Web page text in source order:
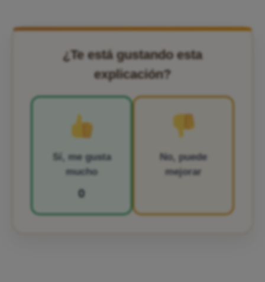
¿Te está gustando esta
explicación?
Sí, me gusta
mucho
0
No, puede
mejorar